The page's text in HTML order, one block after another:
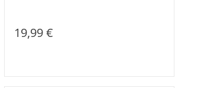
19,99 €